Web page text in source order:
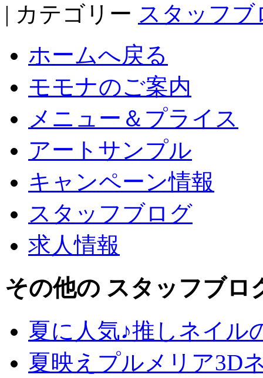
| カテゴリー スタッフブ
ホームへ戻る
モモナのご案内
メニュー＆プライス
アートサンプル
キャンペーン情報
スタッフブログ
求人情報
その他の スタッフブロ
夏に人気♪推しネイル
夏映えプルメリア3D